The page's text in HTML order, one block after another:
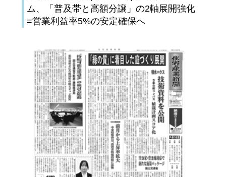
ム、「普及帯と高額分譲」の2軸展開強化
=営業利益率5%の安定確保へ